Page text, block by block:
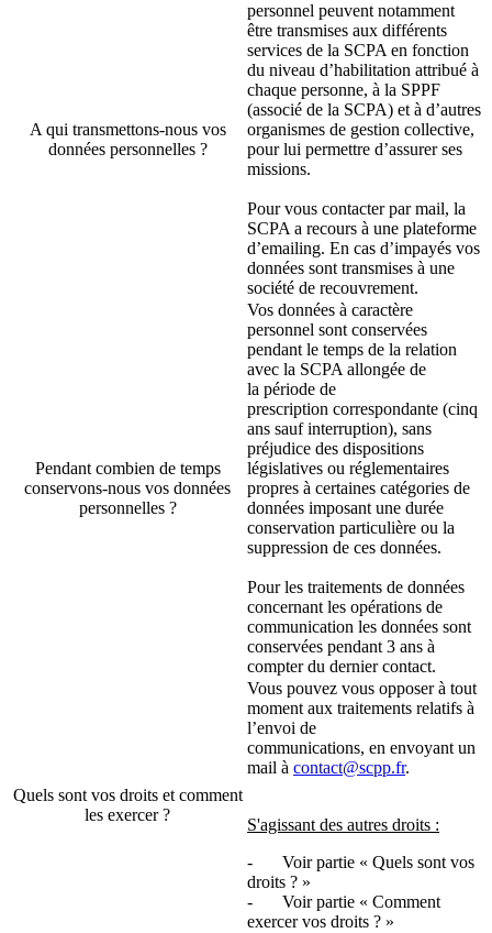
A qui transmettons-nous vos
données personnelles ?
personnel peuvent notamment
être transmises aux différents
services de la SCPA en fonction
du niveau d’habilitation attribué à
chaque personne, à la SPPF
(associé de la SCPA) et à d’autres
organismes de gestion collective,
pour lui permettre d’assurer ses
missions.
Pour vous contacter par mail, la
SCPA a recours à une plateforme
d’emailing. En cas d’impayés vos
données sont transmises à une
société de recouvrement.
Pendant combien de temps
conservons-nous vos données
personnelles ?
Vos données à caractère
personnel sont conservées
pendant le temps de la relation
avec la SCPA allongée de
la période de
prescription correspondante (cinq
ans saufinterruption), sans
préjudice des dispositions
législatives ou réglementaires
propres à certaines catégories de
données imposant une durée
conservation particulière ou la
suppression de ces données.
Pour les traitements de données
concernant les opérations de
communication les données sont
conservées pendant 3 ans à
compter du dernier contact.
Quels sont vos droits et comment
les exercer ?
Vous pouvez vous opposer à tout
moment aux traitements relatifs à
l’envoi de
communications, en envoyant un
mail à contact@scpp.fr.
S'agissant des autres droits :
-
Voir partie « Quels sont vos
droits ? »
-
Voir partie « Comment
exercer vos droits ? »